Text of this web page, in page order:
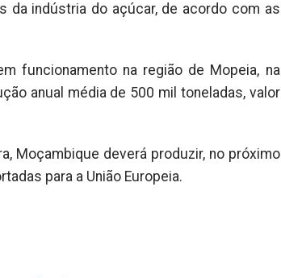
da indústria do açúcar, de acordo com as
funcionamento na região de Mopeia, na
anual média de 500 mil toneladas, valor
Moçambique deverá produzir, no próximo
para a União Europeia.